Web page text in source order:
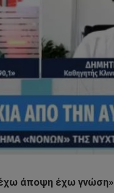
άποψη έχω γνώση»